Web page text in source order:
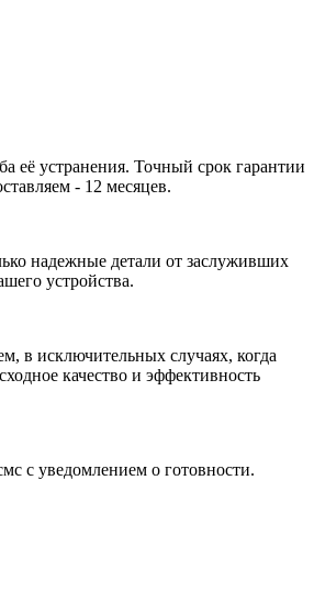
её устранения. Точный срок гарантии
- 12 месяцев.
надежные детали от заслуживших
устройства.
в исключительных случаях, когда
качество и эффективность
с уведомлением о готовности.